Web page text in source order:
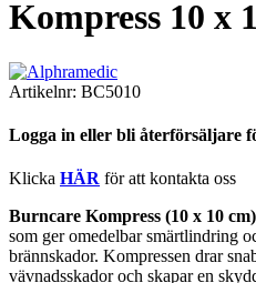
Kompress 10 x
Artikelnr: BC5010
Logga in eller bli återförsäljare
Klicka HÄR för att kontakta oss
Burncare Kompress (10 x 10 cm)
som ger omedelbar smärtlindring
brännskador. Kompressen drar
vävnadsskador och skapar en